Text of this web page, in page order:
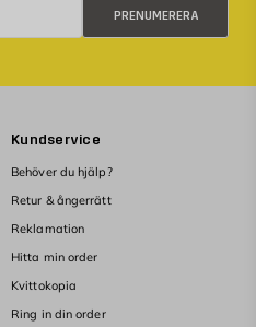
PRENUMERERA
Kundservice
Behöver du hjälp?
Retur & ångerrätt
Reklamation
Hitta min order
Kvittokopia
Ring in din order